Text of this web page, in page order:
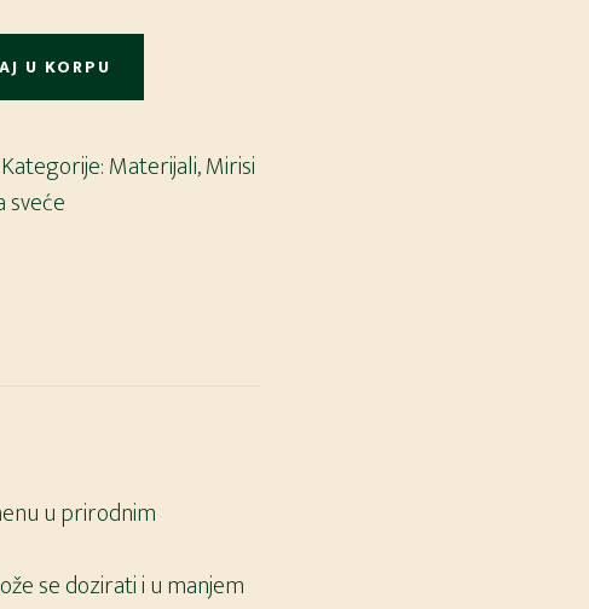
U KORPU
Kategorije:Materijali,Mirisi
sveće
u prirodnim
se dozirati i u manjem